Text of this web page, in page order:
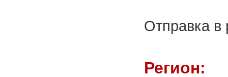
Отправка в
Регион: